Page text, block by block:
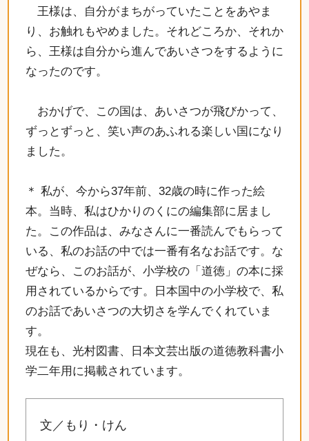
王様は、自分がまちがっていたことをあやま
り、お触れもやめました。それどころか、それか
ら、王様は自分から進んであいさつをするように
なったのです。
おかげで、この国は、あいさつが飛びかって、
ずっとずっと、笑い声のあふれる楽しい国になり
ました。
＊ 私が、今から37年前、32歳の時に作った絵
本。当時、私はひかりのくにの編集部に居まし
た。この作品は、みなさんに一番読んでもらって
いる、私のお話の中では一番有名なお話です。な
ぜなら、このお話が、小学校の「道徳」の本に採
用されているからです。日本国中の小学校で、私
のお話であいさつの大切さを学んでくれていま
す。
現在も、光村図書、日本文芸出版の道徳教科書小
学二年用に掲載されています。
文／もり・けん